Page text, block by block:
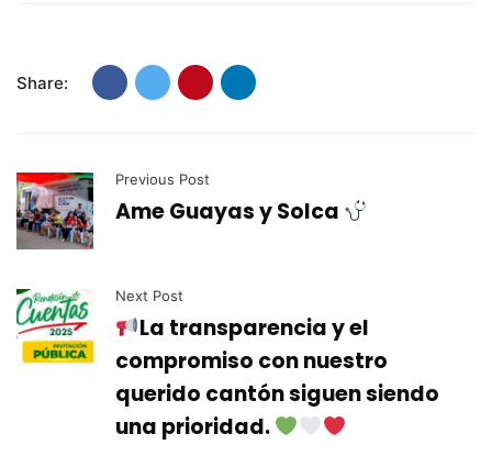
Share:
Previous Post
Ame Guayas y Solca
Next Post
La transparencia y el
compromiso con nuestro
querido cantón siguen siendo
una prioridad.